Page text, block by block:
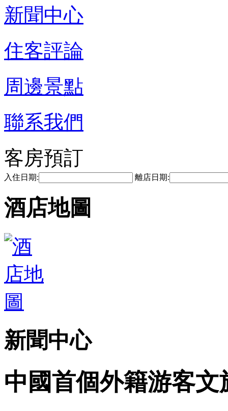
新聞中心
住客評論
周邊景點
聯系我們
客房預訂
入住日期: 離店日期:
酒店地圖
新聞中心
中國首個外籍游客